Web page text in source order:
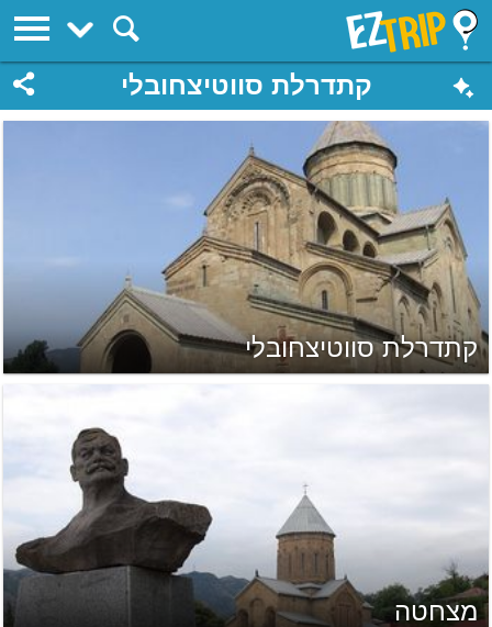
EZTrip
קתדרלת סווטיצחובלי
קתדרלת סווטיצחובלי
מצחטה